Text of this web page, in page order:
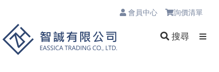
會員中心 詢價清單
搜尋